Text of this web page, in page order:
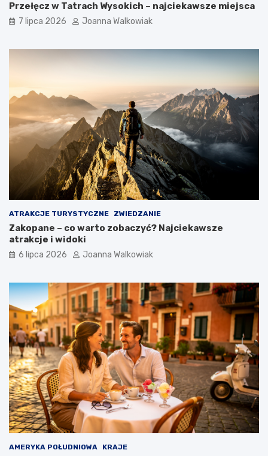
Przełęcz w Tatrach Wysokich – najciekawsze miejsca
7 lipca 2026 Joanna Walkowiak
ATRAKCJE TURYSTYCZNE ZWIEDZANIE
Zakopane – co warto zobaczyć? Najciekawsze
atrakcje i widoki
6 lipca 2026 Joanna Walkowiak
AMERYKA POŁUDNIOWA KRAJE